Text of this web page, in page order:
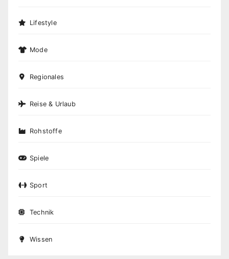
Lifestyle
Mode
Regionales
Reise & Urlaub
Rohstoffe
Spiele
Sport
Technik
Wissen